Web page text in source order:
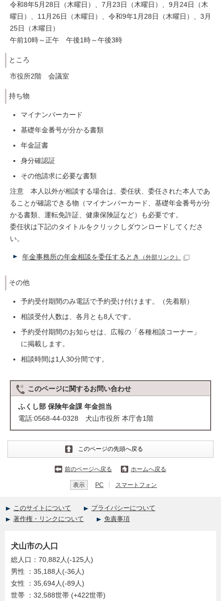
令和8年5月28日（木曜日）、7月23日（木曜日）、9月24日（木
曜日）、11月26日（木曜日）、令和9年1月28日（木曜日）、3月
25日（木曜日）
午前10時～正午 午後1時～午後3時
ところ
市役所2階 会議室
持ち物
マイナンバーカード
基礎年金番号が分かる書類
年金証書
身分確認証
その他請求に必要な書類
注意 本人以外が相談する場合は、委任状、委任された本人であ
ることが確認できる物（マイナンバーカード、基礎年金番号が分
かる書類、運転免許証、健康保険証など）も必要です。
委任状は下記のタイトルをクリックしダウンロードしてくださ
い。
年金事務所の年金相談を委任するとき （外部リンク）
その他
予約受付期間のみ電話で予約受け付けます。（先着順）
相談受付人数は、各月とも8人です。
予約受付期間のお知らせは、広報の「各種相談コーナー」
に掲載します。
相談時間は1人30分間です。
このページに関するお問い合わせ
ふくし部 保険年金課 年金担当
電話:0568-44-0328 犬山市役所 本庁舎1階
このページの先頭へ戻る
前のページへ戻る ホームへ戻る
表示 PC スマートフォン
このサイトについて
プライバシーについて
著作権・リンクについて
免責事項
犬山市の人口
総人口：70,882人(-125人)
男性 ：35,188人(-36人)
女性 ：35,694人(-89人)
世帯 ：32,588世帯 (+422世帯)